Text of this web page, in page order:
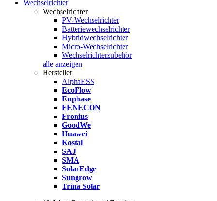
Wechselrichter
Wechselrichter
PV-Wechselrichter
Batteriewechselrichter
Hybridwechselrichter
Micro-Wechselrichter
Wechselrichterzubehör
alle anzeigen
Hersteller
AlphaESS
EcoFlow
Enphase
FENECON
Fronius
GoodWe
Huawei
Kostal
SAJ
SMA
SolarEdge
Sungrow
Trina Solar